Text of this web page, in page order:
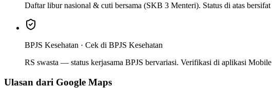
Daftar libur nasional & cuti bersama (SKB 3 Menteri). Status di atas
BPJS Kesehatan · Cek di BPJS Kesehatan
RS swasta — status kerjasama BPJS bervariasi. Verifikasi di aplikasi
Ulasan dari Google Maps